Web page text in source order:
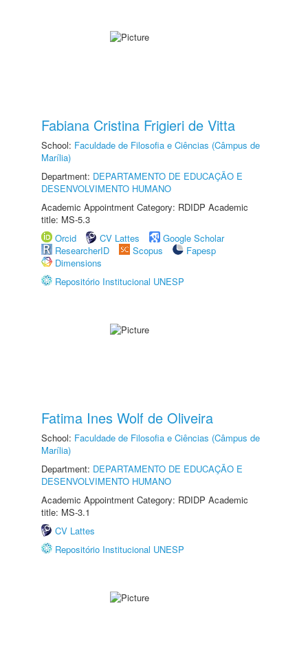
Fabiana Cristina Frigieri de Vitta
School: Faculdade de Filosofia e Ciências (Câmpus de
Marília)
Department: DEPARTAMENTO DE EDUCAÇÃO E
DESENVOLVIMENTO HUMANO
Academic Appointment Category: RDIDP Academic
title: MS-5.3
Orcid
CV Lattes
Google Scholar
ResearcherID
Scopus
Fapesp
Dimensions
Repositório Institucional UNESP
Fatima Ines Wolf de Oliveira
School: Faculdade de Filosofia e Ciências (Câmpus de
Marília)
Department: DEPARTAMENTO DE EDUCAÇÃO E
DESENVOLVIMENTO HUMANO
Academic Appointment Category: RDIDP Academic
title: MS-3.1
CV Lattes
Repositório Institucional UNESP